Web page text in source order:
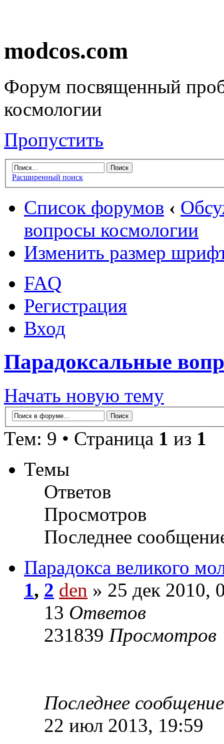
modcos.com
Форум посвященный
космологии
Пропустить
Расширенный поиск
Список форумов ‹
вопросы космологии
Изменить размер
FAQ
Регистрация
Вход
Парадоксальные
Начать новую тему
Тем: 9 • Страница 1 из 1
Темы
Ответов
Просмотров
Последнее
Парадокса великого
1, 2 den » 25 дек 2010,
13 Ответов
231839 Просмотров
Последнее
22 июл 2013, 19:59